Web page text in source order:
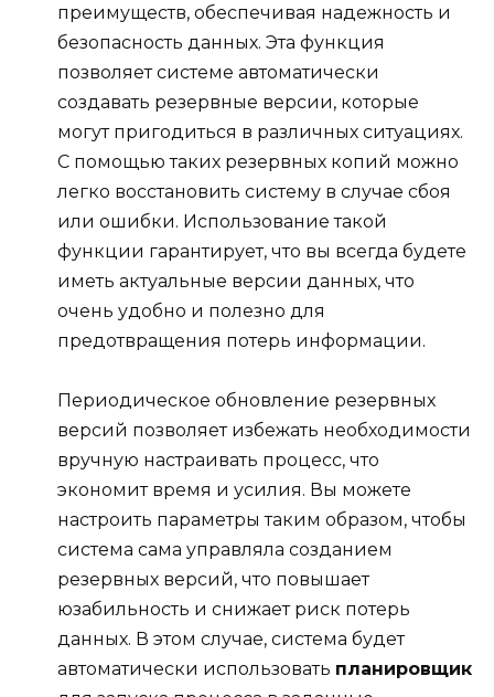
преимуществ, обеспечивая надежность и
безопасность данных. Эта функция
позволяет системе автоматически
создавать резервные версии, которые
могут пригодиться в различных ситуациях.
С помощью таких резервных копий можно
легко восстановить систему в случае сбоя
или ошибки. Использование такой
функции гарантирует, что вы всегда будете
иметь актуальные версии данных, что
очень удобно и полезно для
предотвращения потерь информации.
Периодическое обновление резервных
версий позволяет избежать необходимости
вручную настраивать процесс, что
экономит время и усилия. Вы можете
настроить параметры таким образом, чтобы
система сама управляла созданием
резервных версий, что повышает
юзабильность и снижает риск потерь
данных. В этом случае, система будет
автоматически использовать планировщик